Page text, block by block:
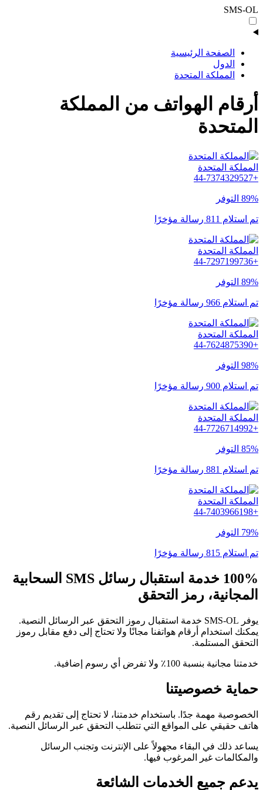
SMS-OL
الصفحة الرئيسية
الدول
المملكة المتحدة
أرقام الهواتف من المملكة
المتحدة
المملكة المتحدة
+44-7374329527
89% التوفر
تم استلام 811 رسالة مؤخرًا
المملكة المتحدة
+44-7297199736
89% التوفر
تم استلام 966 رسالة مؤخرًا
المملكة المتحدة
+44-7624875390
98% التوفر
تم استلام 900 رسالة مؤخرًا
المملكة المتحدة
+44-7726714992
85% التوفر
تم استلام 881 رسالة مؤخرًا
المملكة المتحدة
+44-7403966198
79% التوفر
تم استلام 815 رسالة مؤخرًا
100% خدمة استقبال رسائل SMS السحابية
المجانية، رمز التحقق
يوفر SMS-OL خدمة استقبال رموز التحقق عبر الرسائل النصية.
يمكنك استخدام أرقام هواتفنا مجانًا ولا تحتاج إلى دفع مقابل رموز
التحقق المستلمة.
خدمتنا مجانية بنسبة 100٪ ولا تفرض أي رسوم إضافية.
حماية خصوصيتنا
الخصوصية مهمة جدًا. باستخدام خدمتنا، لا تحتاج إلى تقديم رقم
هاتف حقيقي على المواقع التي تتطلب التحقق عبر الرسائل النصية.
يساعد ذلك في البقاء مجهولاً على الإنترنت وتجنب الرسائل
والمكالمات غير المرغوب فيها.
يدعم جميع الخدمات الشائعة